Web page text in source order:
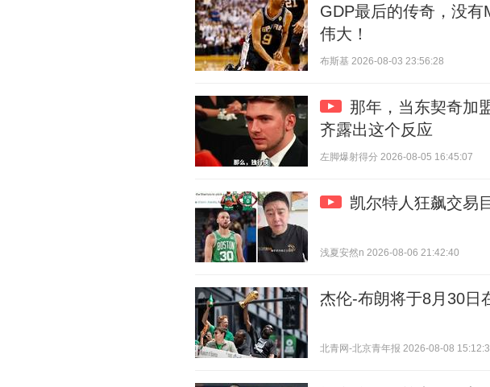
GDP最后的传奇，没
伟大！
布斯基 2026-08-03 23:56:28
那年，当东契奇加
齐露出这个反应
左脚爆射得分 2026-08-05 16:45:07
凯尔特人狂飙交易
浅夏安然n 2026-08-06 21:42:40
杰伦-布朗将于8月30日
北青网-北京青年报 2026-08-08